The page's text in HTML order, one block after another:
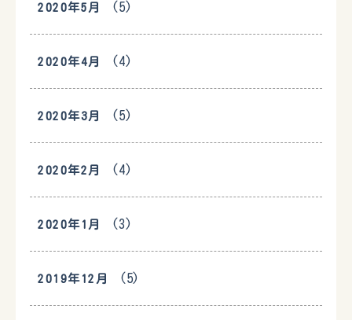
2020年5月 (5)
2020年4月 (4)
2020年3月 (5)
2020年2月 (4)
2020年1月 (3)
2019年12月 (5)